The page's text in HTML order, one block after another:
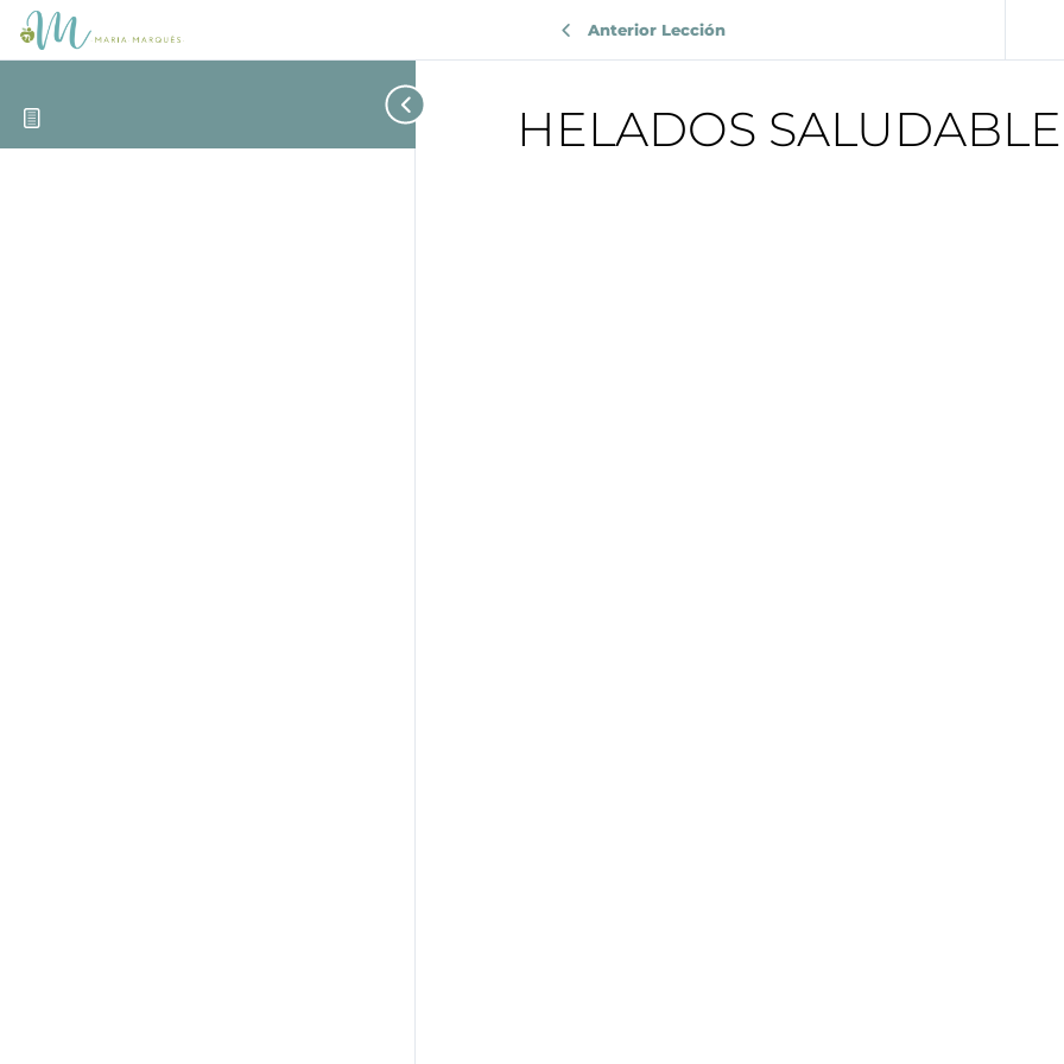
Anterior Lección
HELADOS